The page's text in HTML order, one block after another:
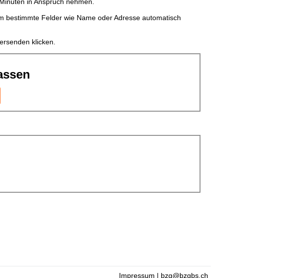
in Anspruch nehmen.
Felder wie Name oder Adresse automatisch
klicken.
Impressum | bzg@bzgbs.ch